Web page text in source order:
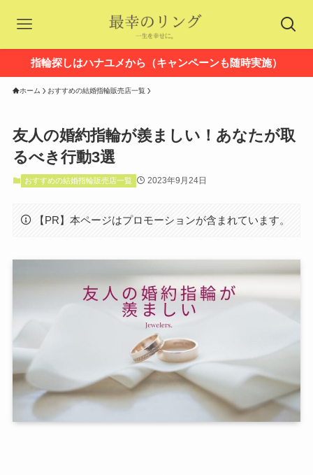
指輪探しはハナユメから（キャンペーンも随時実施）
ホーム おすすめの結婚指輪販売店一覧
友人の婚約指輪が羨ましい！あなたが取
るべき行動3選
おすすめの結婚指輪販売店一覧 2023年9月24日
【PR】本ページはプロモーションが含まれています。